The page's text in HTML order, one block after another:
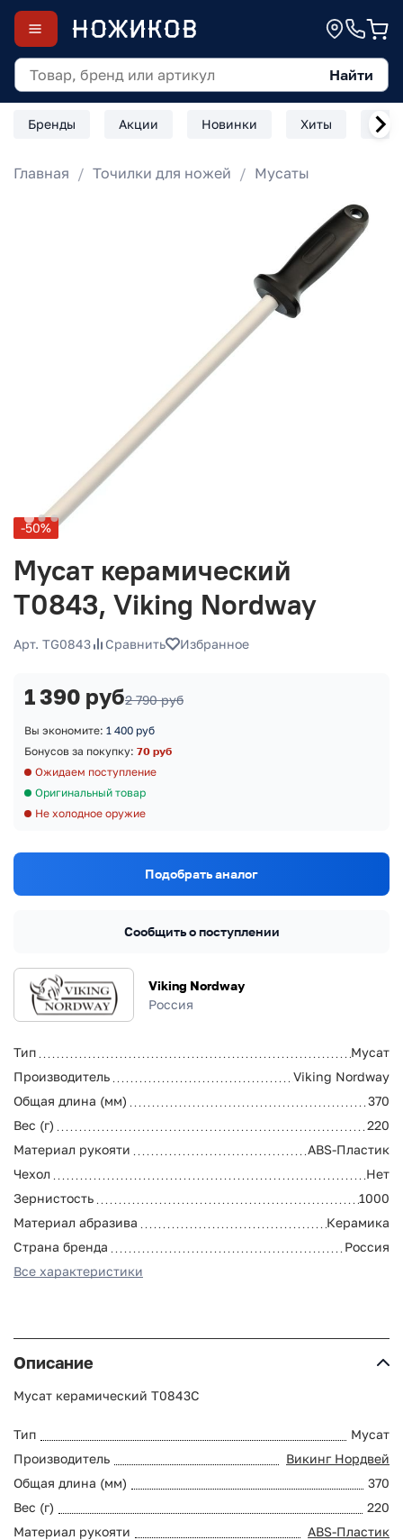
Найти
Бренды Акции Новинки Хиты
Главная Точилки для ножей Мусаты
-50%
Мусат керамический
T0843, Viking Nordway
Арт. TG0843 Сравнить Избранное
Viking Nordway
Россия
Тип
Мусат
Производитель
Viking Nordway
Общая длина (мм)
370
Вес (г)
220
Материал рукояти
ABS-Пластик
Чехол
Нет
Зернистость
1000
Материал абразива
Керамика
Страна бренда
Россия
Все характеристики
1 390 руб2 790 руб
Вы экономите: 1 400 руб
Бонусов за покупку: 70 руб
Ожидаем поступление
Оригинальный товар
Не холодное оружие
Подобрать аналог
Сообщить о поступлении
Описание
Мусат керамический T0843C
Тип
Мусат
Производитель
Викинг Нордвей
Общая длина (мм)
370
Вес (г)
220
Материал рукояти
ABS-Пластик